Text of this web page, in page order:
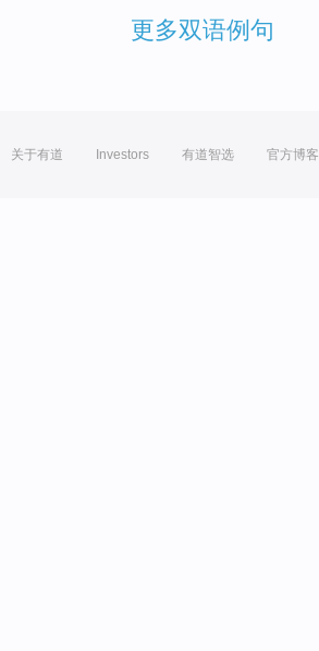
更多双语例句
关于有道 Investors 有道智选 官方博客